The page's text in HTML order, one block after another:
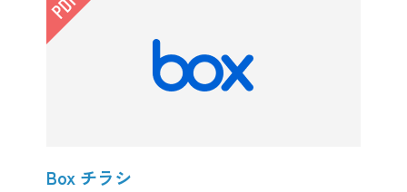
Box チラシ